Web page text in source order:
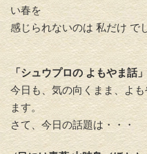
い春を
感じられないのは 私だけ で
「シュウプロの よもやま話」
今日も、気の向くまま、よ
ます。
さて、今日の話題は・・・